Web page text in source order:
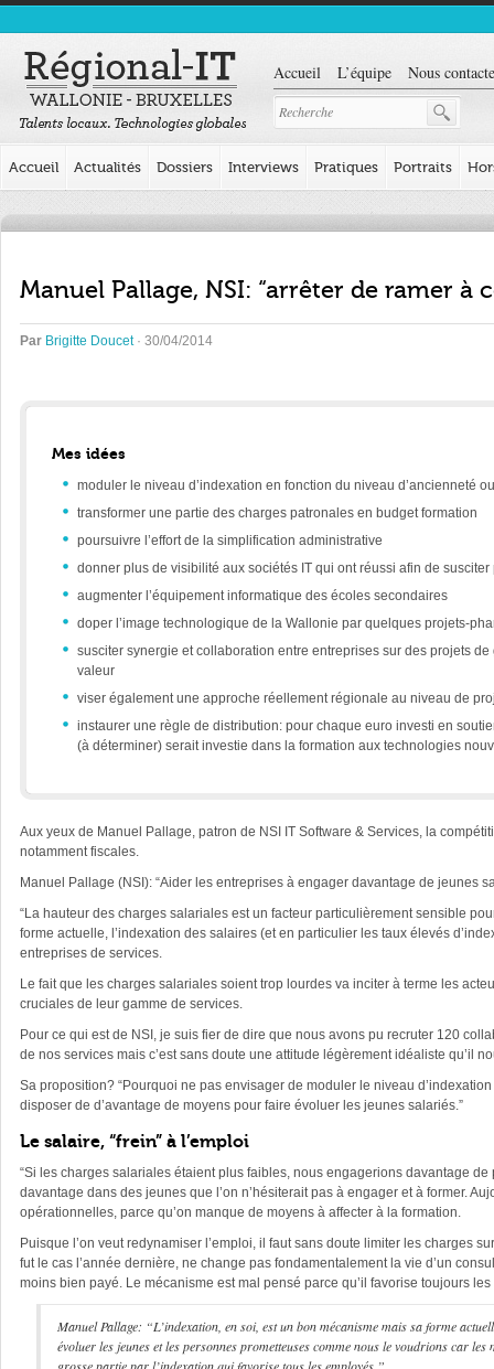
Accueil L’équipe Nous
Accueil Actualités Dossiers Interviews Pratiques Portraits
Manuel Pallage, NSI: “arrêter de ramer à
Par Brigitte Doucet· 30/04/2014
Mes idées
moduler le niveau d’indexation en fonction du niveau d’ancienneté
transformer une partie des charges patronales en budget formation
poursuivre l’effort de la simplification administrative
donner plus de visibilité aux sociétés IT qui ont réussi afin de
augmenter l’équipement informatique des écoles secondaires
doper l’image technologique de la Wallonie par quelques projets-
susciter synergie et collaboration entre entreprises sur des projets
valeur
viser également une approche réellement régionale au niveau de
instaurer une règle de distribution: pour chaque euro investi en
(à déterminer) serait investie dans la formation aux technologies
Aux yeux de Manuel Pallage, patron de NSI IT Software & Services, la
notamment fiscales.
Manuel Pallage (NSI): “Aider les entreprises à engager davantage de jeunes
“La hauteur des charges salariales est un facteur particulièrement sensible
forme actuelle, l’indexation des salaires (et en particulier les taux élevés
entreprises de services.
Le fait que les charges salariales soient trop lourdes va inciter à terme les
cruciales de leur gamme de services.
Pour ce qui est de NSI, je suis fier de dire que nous avons pu recruter 120
de nos services mais c’est sans doute une attitude légèrement idéaliste qu’il
Sa proposition? “Pourquoi ne pas envisager de moduler le niveau
disposer de d’avantage de moyens pour faire évoluer les jeunes salariés.”
Le salaire, “frein” à l’emploi
“Si les charges salariales étaient plus faibles, nous engagerions davantage
davantage dans des jeunes que l’on n’hésiterait pas à engager et à former.
opérationnelles, parce qu’on manque de moyens à affecter à la formation.
Puisque l’on veut redynamiser l’emploi, il faut sans doute limiter les charges
fut le cas l’année dernière, ne change pas fondamentalement la vie d’un
moins bien payé. Le mécanisme est mal pensé parce qu’il favorise toujours
Manuel Pallage: “L’indexation, en soi, est un bon mécanisme mais sa forme
évoluer les jeunes et les personnes prometteuses comme nous le voudrions car